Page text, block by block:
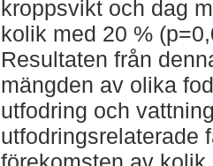
kroppsvikt och dag
kolik med 20 %
Resultaten från
mängden av olika
utfodring och
utfodringsrelaterade